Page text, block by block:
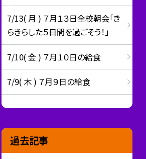
7/13( 月 ) ７月１３日全校朝会「き
らきらした５日間を過ごそう！」
7/10( 金 ) ７月１０日の給食
7/9( 木 ) ７月９日の給食
過去記事